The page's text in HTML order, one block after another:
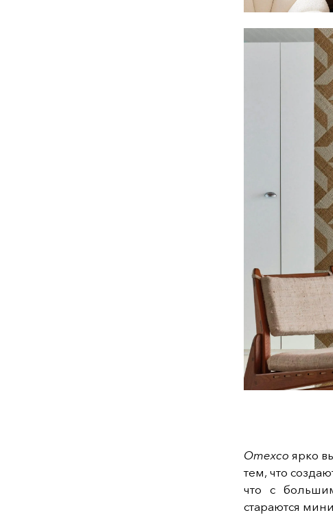
Omexco ярко
тем, что
что с
стараются